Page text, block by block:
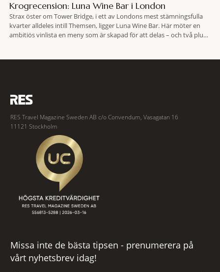
Krogrecension: Luna Wine Bar i London
Strax öster om Tower Bridge, i ett av Londons mest stämningsfulla
kvarter alldeles intill Themsen, ligger Luna Wine Bar. Här möter en
ambitiös vinlista en meny som är skapad för att delas – och två plus
RES Travel Magazine Sweden AB c/o Convendum, Vasagatan 16
11121 Stockholm
Missa inte de bästa tipsen - prenumerera på
vårt nyhetsbrev idag!